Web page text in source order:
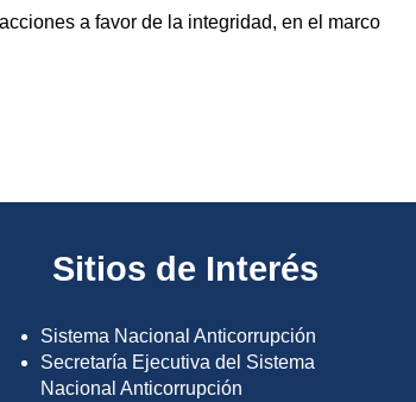
a favor de la integridad, en el marco
Sitios de Interés
Sistema Nacional Anticorrupción
Secretaría Ejecutiva del Sistema
Nacional Anticorrupción